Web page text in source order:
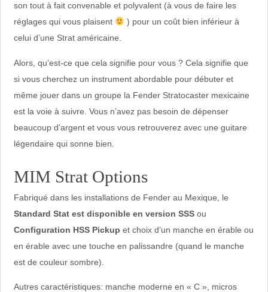
son tout à fait convenable et polyvalent (à vous de faire les
réglages qui vous plaisent
) pour un coût bien inférieur à
celui d’une Strat américaine.
Alors, qu’est-ce que cela signifie pour vous ? Cela signifie que
si vous cherchez un instrument abordable pour débuter et
même jouer dans un groupe la Fender Stratocaster mexicaine
est la voie à suivre. Vous n’avez pas besoin de dépenser
beaucoup d’argent et vous vous retrouverez avec une guitare
légendaire qui sonne bien.
MIM Strat Options
Fabriqué dans les installations de Fender au Mexique, le
Standard Stat est disponible en version SSSou
Configuration HSS Pickup et choix d’un manche en érable ou
en érable avec une touche en palissandre (quand le manche
est de couleur sombre).
Autres caractéristiques: manche moderne en « C », micros